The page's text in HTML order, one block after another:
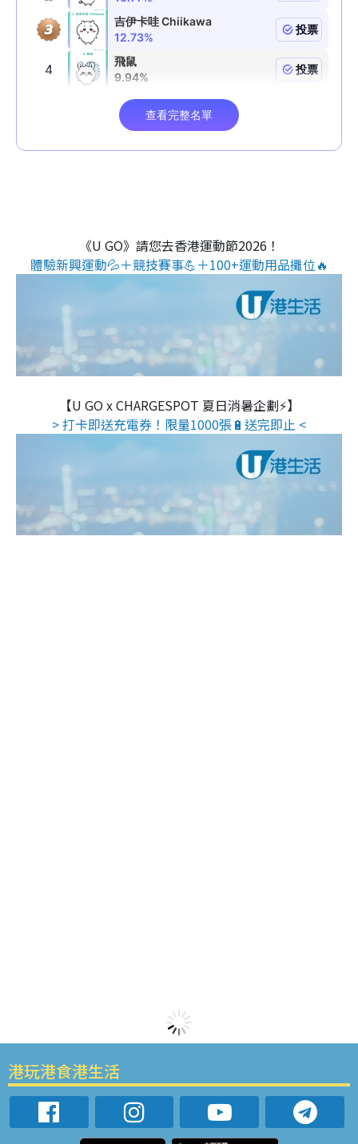
《U GO》請您去香港運動節2026！
體驗新興運動💦＋競技賽事💪＋100+運動用品攤位🔥
【U GO x CHARGESPOT 夏日消暑企劃⚡】
> 打卡即送充電券！限量1000張🔋送完即止 <
港玩港食港生活